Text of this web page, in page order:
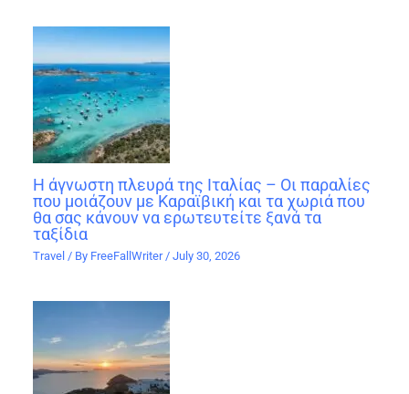
Η άγνωστη πλευρά της Ιταλίας – Οι παραλίες
που μοιάζουν με Καραϊβική και τα χωριά που
θα σας κάνουν να ερωτευτείτε ξανά τα
ταξίδια
Travel / By FreeFallWriter/July 30, 2026